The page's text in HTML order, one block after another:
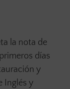
la nota de
días
y
Inglés y